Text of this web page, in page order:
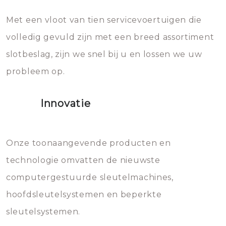
eroverheen hebt gegooid weer
bevriezen.
die relatief gemakkelijk te
beschadigen zijn. In veel
gevallen zult u schade aan de
sloten veroorzaken, waardoor
geheel vervangen moet worden.
mee, die u gemakkelijk kunt
vermijden.
Met een vloot van tien servicevoertuigen die
volledig gevuld zijn met een breed assortiment
slotbeslag, zijn we snel bij u en lossen we uw
probleem op.
Innovatie
Onze toonaangevende producten en
technologie omvatten de nieuwste
computergestuurde sleutelmachines,
hoofdsleutelsystemen en beperkte
sleutelsystemen.